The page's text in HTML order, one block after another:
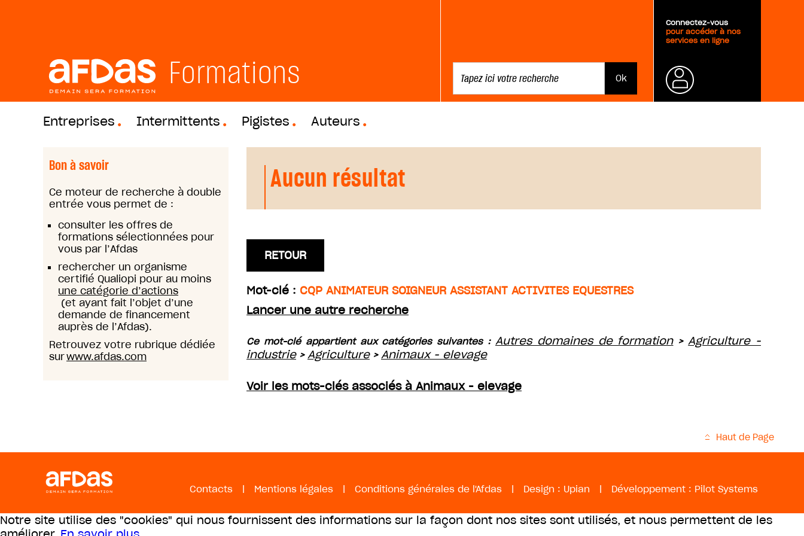
Formations
Connectez-vous
pour accéder à nos
services en ligne
Entreprises Intermittents Pigistes Auteurs
Bon à savoir
Ce moteur de recherche à double
entrée vous permet de :
consulter les offres de
formations sélectionnées pour
vous par l’Afdas
rechercher un organisme
certifié Qualiopi pour au moins
une catégorie d’actions
(et ayant fait l’objet d’une
demande de financement
auprès de l’Afdas).
Retrouvez votre rubrique dédiée
surwww.afdas.com
Aucun résultat
RETOUR
Mot-clé : CQP ANIMATEUR SOIGNEUR ASSISTANT ACTIVITES EQUESTRES
Lancer une autre recherche
Ce mot-clé appartient aux catégories suivantes : Autres domaines de formation>Agriculture -
industrie> Agriculture> Animaux - elevage
Voir les mots-clés associés à Animaux - elevage
Haut de Page
Contacts | Mentions légales | Conditions générales de l'Afdas | Design : Upian | Développement : Pilot Systems
Notre site utilise des "cookies" qui nous fournissent des informations sur la façon dont nos sites sont utilisés, et nous permettent de les